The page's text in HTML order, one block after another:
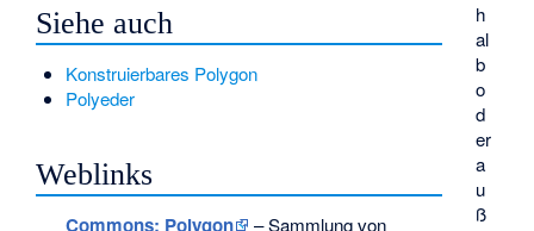
h
al
b
o
d
er
a
u
ß
Siehe auch
Konstruierbares Polygon
Polyeder
Weblinks
Commons: Polygon
– Sammlung von